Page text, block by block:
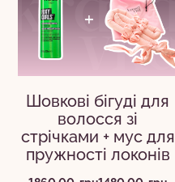
Шовкові бігуді для
волосся зі
стрічками + мус для
пружності локонів